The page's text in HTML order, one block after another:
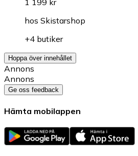
hos Skistarshop
+4 butiker
Hoppa över innehållet
Annons
Annons
Ge oss feedback
Hämta mobilappen